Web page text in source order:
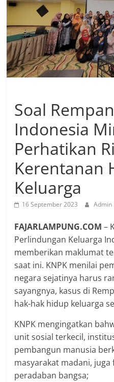
Soal
Indonesia
Perhatikan
Kerentanan
Keluarga
16 September 2023 Admin
FAJARLAMPUNG.COM–
Perlindungan Keluarga
memberikan maklumat
saat ini. KNPK menilai
negara sejatinya harus
sayangnya, kasus di
hak-hak hidup keluarga
KNPK mengingatkan
unit sosial terkecil,
pembangun manusia
masyarakat madani,
peradaban bangsa;